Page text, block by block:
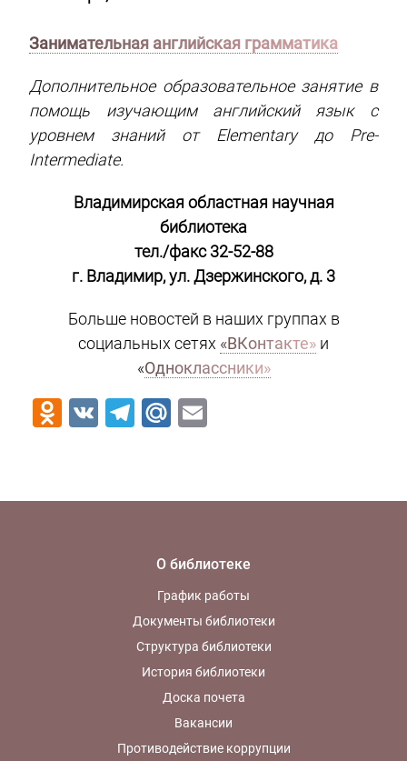
Занимательная английская грамматика
Дополнительное образовательное занятие в
помощь изучающим английский язык с
уровнем знаний от Elementary до Pre-
Intermediate.
Владимирская областная научная
библиотека
тел./факс 32-52-88
г. Владимир, ул. Дзержинского, д. 3
Больше новостей в наших группах в
социальных сетях «ВКонтакте» и
«Одноклассники»
Odnoklassniki
VK Telegram
Mail.Ru
О библиотеке
График работы
Документы библиотеки
Структура библиотеки
История библиотеки
Доска почета
Вакансии
Противодействие коррупции